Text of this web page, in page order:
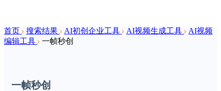
首页 搜索结果 AI初创企业工具 AI视频生成工具
AI视频
编辑工具
一帧秒创
一帧秒创